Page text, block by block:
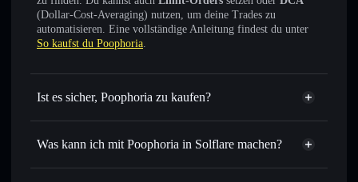
(Dollar-Cost-Averaging) nutzen, um deine Trades zu
automatisieren. Eine vollständige Anleitung findest du unter
So kaufst du Poophoria.
Ist es sicher, Poophoria zu kaufen?
Poophoria nicht verifiziert
Was kann ich mit Poophoria in Solflare machen?
Poophoria
Solflare-Wallet